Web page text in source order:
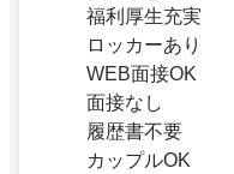
福利厚生充実
ロッカーあり
WEB面接OK
面接なし
履歴書不要
カップルOK